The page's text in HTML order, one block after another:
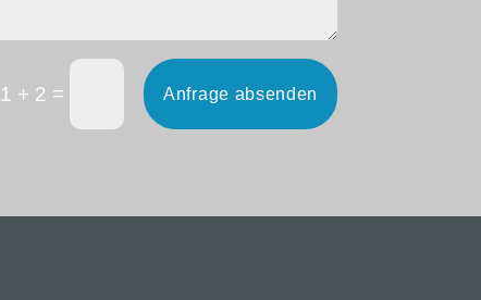
1 + 2 = Anfrage absenden